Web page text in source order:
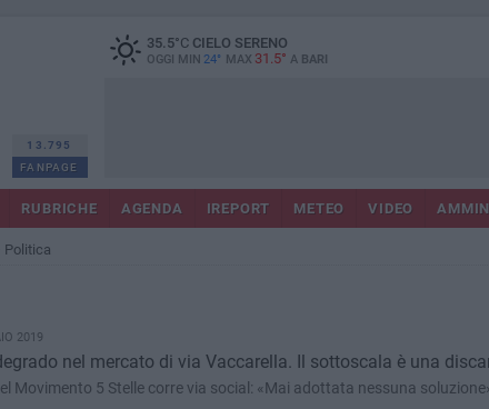
13.795
FANPAGE
35.5°CCIELO SERENO
OGGI MIN 24° MAX 31.5° A BARI
RUBRICHE AGENDA IREPORT METEO VIDEO
Politica
2019
nel mercato di via Vaccarella. Il sottoscala è una
Movimento 5 Stelle corre via social: «Mai adottata nessuna